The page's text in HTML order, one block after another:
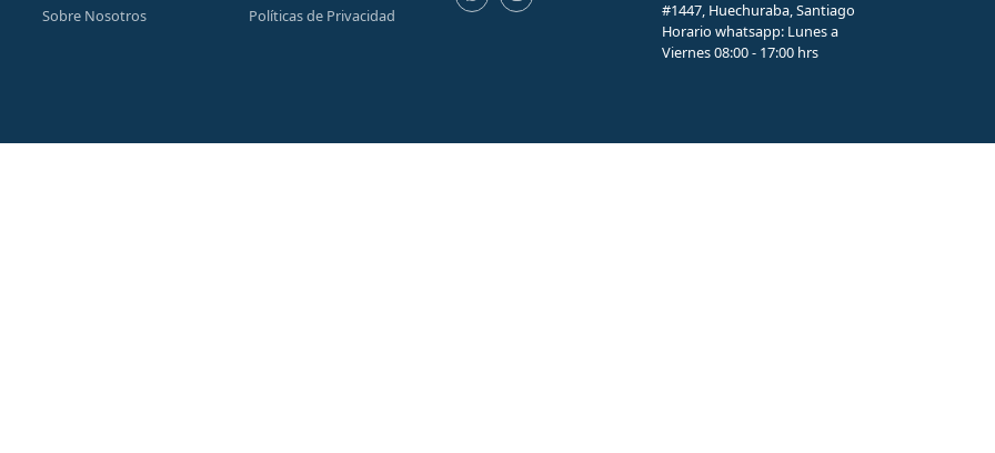
Sobre Nosotros
Políticas de Privacidad
#1447, Huechuraba, Santiago
Horario whatsapp: Lunes a
Viernes 08:00 - 17:00 hrs